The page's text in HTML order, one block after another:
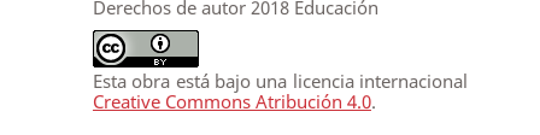
Derechos de autor 2018 Educación
Esta obra está bajo una licencia internacional
Creative Commons Atribución 4.0.